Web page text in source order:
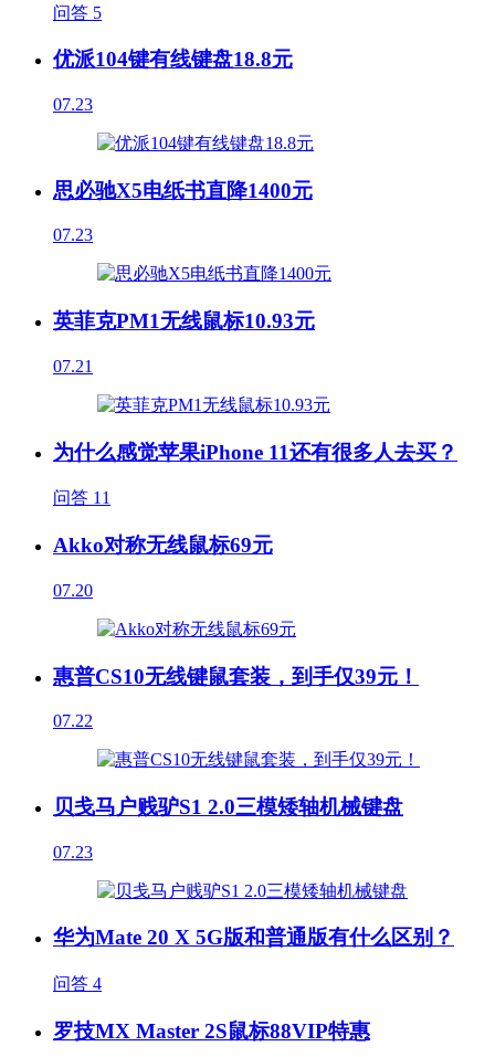
问答 5
优派104键有线键盘18.8元
07.23
思必驰X5电纸书直降1400元
07.23
英菲克PM1无线鼠标10.93元
07.21
为什么感觉苹果iPhone 11还有很多人去买？
问答 11
Akko对称无线鼠标69元
07.20
惠普CS10无线键鼠套装，到手仅39元！
07.22
贝戋马户贱驴S1 2.0三模矮轴机械键盘
07.23
华为Mate 20 X 5G版和普通版有什么区别？
问答 4
罗技MX Master 2S鼠标88VIP特惠